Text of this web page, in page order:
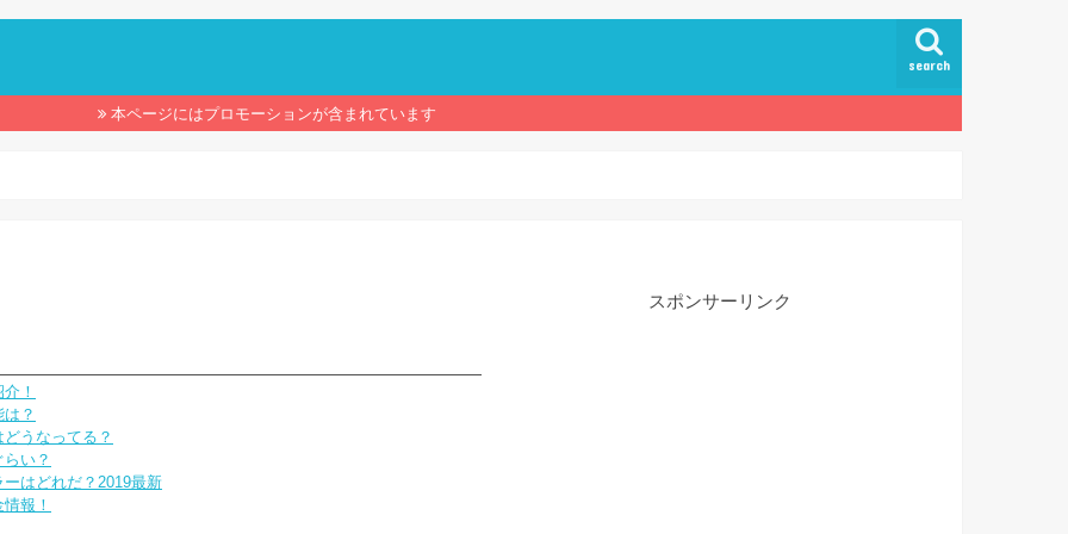
search
本ページにはプロモーションが含まれています
！
？
うなってる？
い？
はどれだ？2019最新
報！
スポンサーリンク